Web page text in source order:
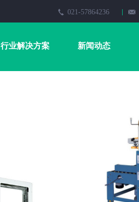
021-57864236
行业解决方案 新闻动态